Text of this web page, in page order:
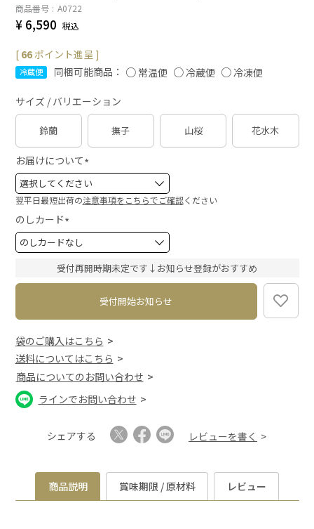
商品番号 A0722
¥ 6,590 税込
[ 66ポイント進呈 ]
冷蔵便 同梱可能商品： 常温便 冷蔵便 冷凍便
サイズ / バリエーション
鈴蘭 撫子 山桜 花水木
お届けについて
(
必
須
翌平日最短出荷の注意事項をこちらでご確認ください
のしカード
(
必
須
)
受付再開時期未定です↓お知らせ登録がおすすめ
受付開始お知らせ
袋のご購入はこちら
送料についてはこちら
商品についてのお問い合わせ
ラインでお問い合わせ
シェアする レビューを書く
商品説明 賞味期限 / 原材料 レビュー